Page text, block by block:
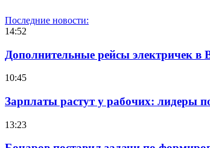
Последние новости:
14:52
Дополнительные рейсы электричек в
10:45
Зарплаты растут у рабочих: лидеры
13:23